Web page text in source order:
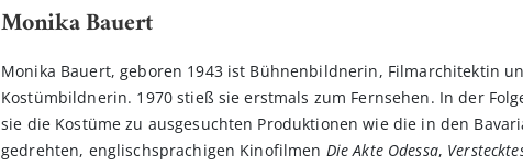
Monika Bauert
Monika Bauert, geboren 1943 ist Bühnenbildnerin, Filmarchitektin
Kostümbildnerin. 1970 stieß sie erstmals zum Fernsehen. In der
sie die Kostüme zu ausgesuchten Produktionen wie die in den
gedrehten, englischsprachigen Kinofilmen Die Akte Odessa,